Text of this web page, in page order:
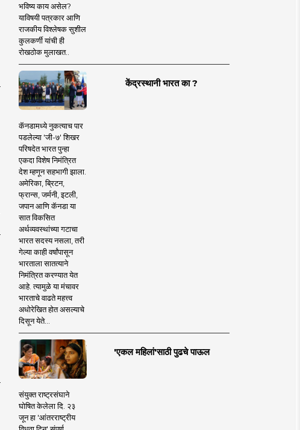
भविष्य काय असेल?
याविषयी पत्रकार आणि
राजकीय विश्लेषक सुशील
कुलकर्णी यांची ही
रोखठोक मुलाखत..
केंद्रस्थानी भारत का ?
कॅनडामध्ये नुकत्याच पार
पडलेल्या 'जी-७' शिखर
परिषदेत भारत पुन्हा
एकदा विशेष निमंत्रित
देश म्हणून सहभागी झाला.
अमेरिका, ब्रिटन,
फ्रान्स, जर्मनी, इटली,
जपान आणि कॅनडा या
सात विकसित
अर्थव्यवस्थांच्या गटाचा
भारत सदस्य नसला, तरी
गेल्या काही वर्षांपासून
भारताला सातत्याने
निमंत्रित करण्यात येत
आहे. त्यामुळे या मंचावर
भारताचे वाढते महत्त्व
अधोरेखित होत असल्याचे
दिसून येते...
'एकल महिलां'साठी पुढचे पाऊल
संयुक्त राष्ट्रसंघाने
घोषित केलेला दि. २३
जून हा 'आंतरराष्ट्रीय